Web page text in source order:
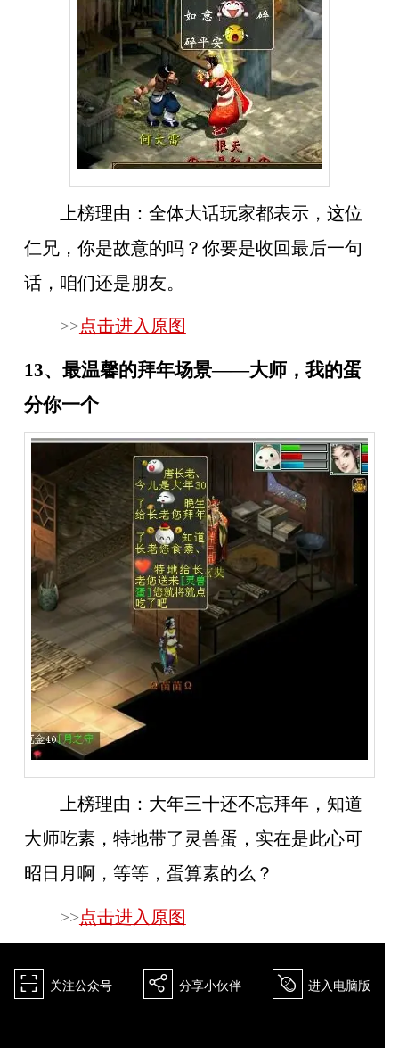
上榜理由： 全体大话玩家都表示，这位
仁兄，你是故意的吗？你要是收回最后一句
话，咱们还是朋友。
>>点击进入原图
13、最温馨的拜年场景——大师，我的蛋
分你一个
上榜理由： 大年三十还不忘拜年，知道
大师吃素，特地带了灵兽蛋，实在是此心可
昭日月啊，等等，蛋算素的么？
>>点击进入原图
򰀁 关注公众号 򰀂 分享小伙伴 򰀄 进入电脑版